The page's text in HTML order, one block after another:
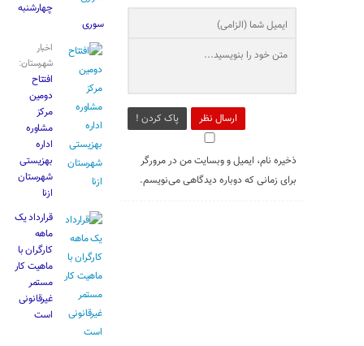
ارسال نظر پاک کردن !
ذخیره نام، ایمیل و وبسایت من در مرورگر
برای زمانی که دوباره دیدگاهی می‌نویسم.
چهارشنبه
‌سوری
اخبار
شهرستان:
افتتاح
دومین
مرکز
مشاوره
اداره
بهزیستی
شهرستان
ازنا
قرارداد یک
ماهه
کارگران با
ماهیت کار
مستمر
غیرقانونی
است